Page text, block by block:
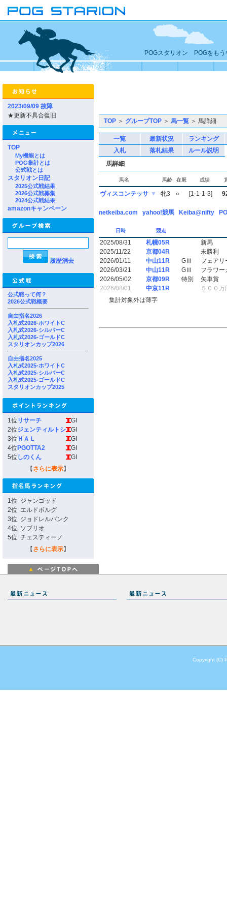
POGスタリオン POGをもう
2023/09/09 故障
★更新不具合復旧
TOP
My機能とは
POG集計とは
公式戦とは
スタリオン日記
2025公式戦結果
2026公式戦募集
2024公式戦結果
amazonキャンペーン
履歴消去
公式戦って何？
2026公式戦概要
自由指名2026
入札式2026-ホワイトC
入札式2026-シルバーC
入札式2026-ゴールドC
スタリオンカップ2026
自由指名2025
入札式2025-ホワイトC
入札式2025-シルバーC
入札式2025-ゴールドC
スタリオンカップ2025
1位 リサーチ
GI
2位ジェンティルトシ
GI
3位 ＨＡＬ
GI
4位 PGOTTA2
GI
5位 しのくん
GI
【 さらに表示】
1位 ジャンゴッド
2位 エルドボルグ
3位 ジョドレルバンク
4位 ソブリオ
5位 チェスティーノ
【 さらに表示】
TOP ＞ グループTOP ＞ 馬一覧 ＞ 馬詳細
一覧 最新状況
ランキング
入札
落札結果
ルール説明
馬詳細
馬名 馬齢 在厩 成績
ヴィスコンテッサ ▼ 牝3 ○ [1-1-1-3]
netkeiba.com yahoo!競馬 Keiba@nifty
日時 競走
2025/08/31 札幌05R
新馬
2025/11/22
京都04R
未勝利
2026/01/11
中山11R GⅢ
フェアリ
2026/03/21
中山11R GⅢ
フラワー
2026/05/02
京都09R 特別
矢車賞
2026/08/01
中京11R
５００万
集計対象外は薄字
Copyright (C)